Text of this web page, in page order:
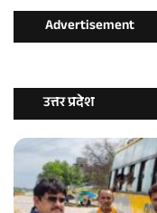
Advertisement
उत्तर प्रदेश